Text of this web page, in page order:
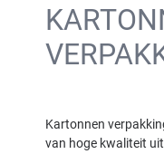
Kartonnen
van hoge kwaliteit